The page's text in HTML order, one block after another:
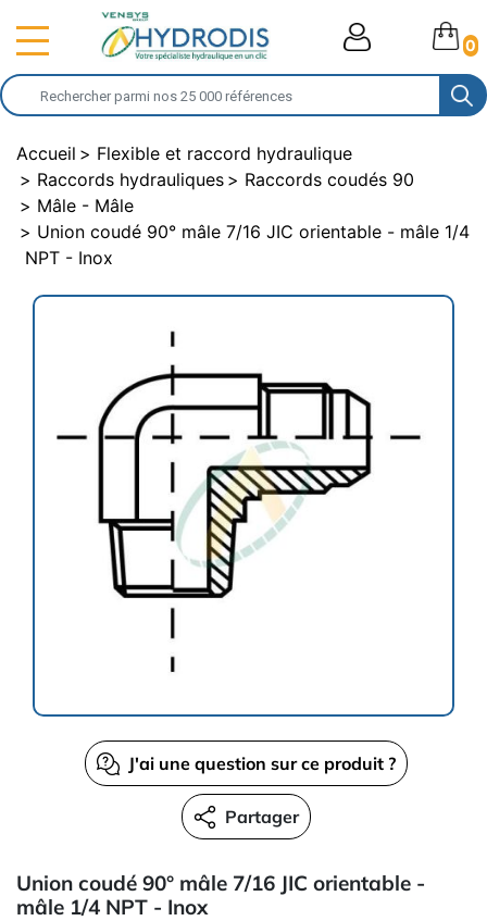
0
Accueil
Flexible et raccord hydraulique
Raccords hydrauliques
Raccords coudés 90
Mâle - Mâle
Union coudé 90° mâle 7/16 JIC orientable - mâle 1/4
NPT - Inox
J'ai une question sur ce produit ?
Partager
Union coudé 90° mâle 7/16 JIC orientable -
mâle 1/4 NPT - Inox